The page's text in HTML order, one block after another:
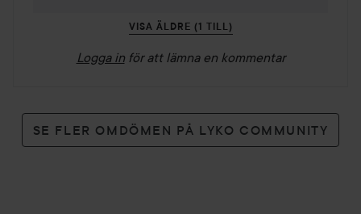
VISA ÄLDRE (1 TILL)
Logga in för att lämna en kommentar
SE FLER OMDÖMEN PÅ LYKO COMMUNITY